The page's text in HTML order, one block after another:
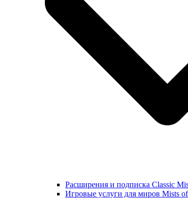
Расширения и подписка Classic
Игровые услуги для миров Mists